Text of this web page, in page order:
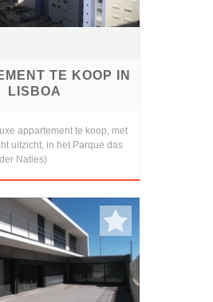
TE KOOP IN
LISBOA
appartement te koop, met
uitzicht, in het Parque das
Naties)